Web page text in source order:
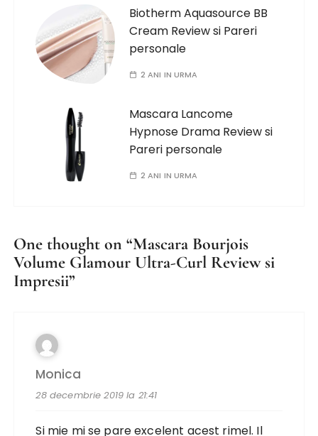
Biotherm Aquasource BB
Cream Review si Pareri
personale
2 ANI IN URMA
Mascara Lancome
Hypnose Drama Review si
Pareri personale
2 ANI IN URMA
One thought on “Mascara Bourjois
Volume Glamour Ultra-Curl Review si
Impresii”
Monica
28 decembrie 2019 la 21:41
Si mie mi se pare excelent acest rimel. Il